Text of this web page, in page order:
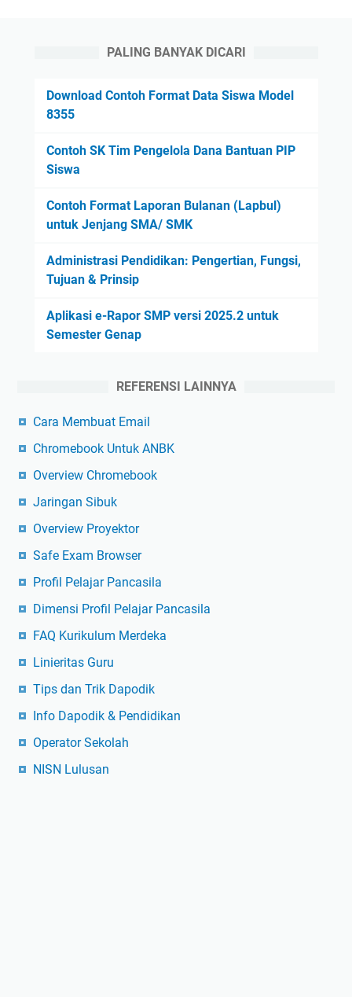
PALING BANYAK DICARI
Download Contoh Format Data Siswa Model
8355
Contoh SK Tim Pengelola Dana Bantuan PIP
Siswa
Contoh Format Laporan Bulanan (Lapbul)
untuk Jenjang SMA/ SMK
Administrasi Pendidikan: Pengertian, Fungsi,
Tujuan & Prinsip
Aplikasi e-Rapor SMP versi 2025.2 untuk
Semester Genap
REFERENSI LAINNYA
Cara Membuat Email
Chromebook Untuk ANBK
Overview Chromebook
Jaringan Sibuk
Overview Proyektor
Safe Exam Browser
Profil Pelajar Pancasila
Dimensi Profil Pelajar Pancasila
FAQ Kurikulum Merdeka
Linieritas Guru
Tips dan Trik Dapodik
Info Dapodik & Pendidikan
Operator Sekolah
NISN Lulusan